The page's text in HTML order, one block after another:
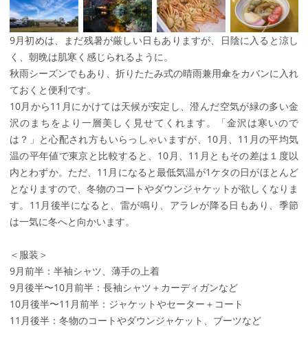
9月初めは、まだ残暑が厳しい日もありますが、日陰に入ると涼し
く、朝晩は肌寒く感じられるように。
秋雨シーズンでもあり、折りたたみ式の晴雨兼用傘をカバンに入れ
ておくと便利です。
10月から11月にかけては天候が安定し、澄んだ空気が緑の多い金
沢のまちをより一層美しく見せてくれます。「金沢は寒いので
は？」と心配され方もいらっしゃいますが、10月、11月の平均気
温の平年値で東京と比較すると、10月、11月ともその差は１度以
内とわずか。ただ、11月になると最低気温が1ケタの日がほとんど
となりますので、冬物のコートやダウンジャケットが欲しくなりま
す。11月後半になると、雷が鳴り、アラレが降る日もあり、季節
は一気に冬へと向かいます。
＜服装＞
9月前半：半袖シャツ、薄手の上着
9月後半〜10月前半：長袖シャツ＋カーディガンなど
10月後半〜11月前半：ジャケットやセーター＋コート
11月後半：冬物のコートやダウンジャケット、ブーツなど